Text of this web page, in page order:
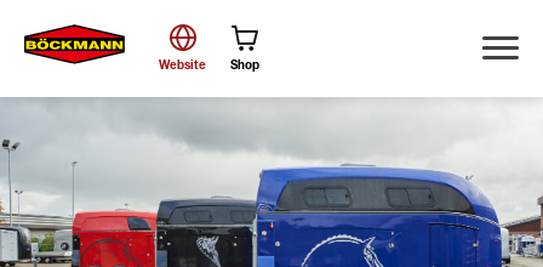
Chercher
Website Shop